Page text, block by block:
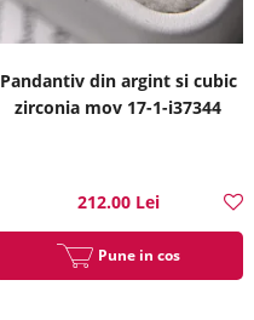
Pandantiv din argint si cubic
zirconia mov 17-1-i37344
212.00 Lei
Pune in cos